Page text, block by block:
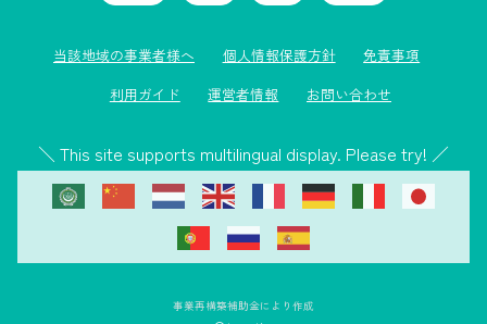
当該地域の事業者様へ 個人情報保護方針
免責事項
利用ガイド
運営者情報 お問い合わせ
＼ This site supports multilingual display. Please try! ／
事業再構築補助金により作成